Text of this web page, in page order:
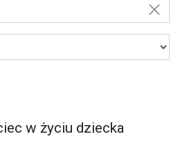
w życiu dziecka